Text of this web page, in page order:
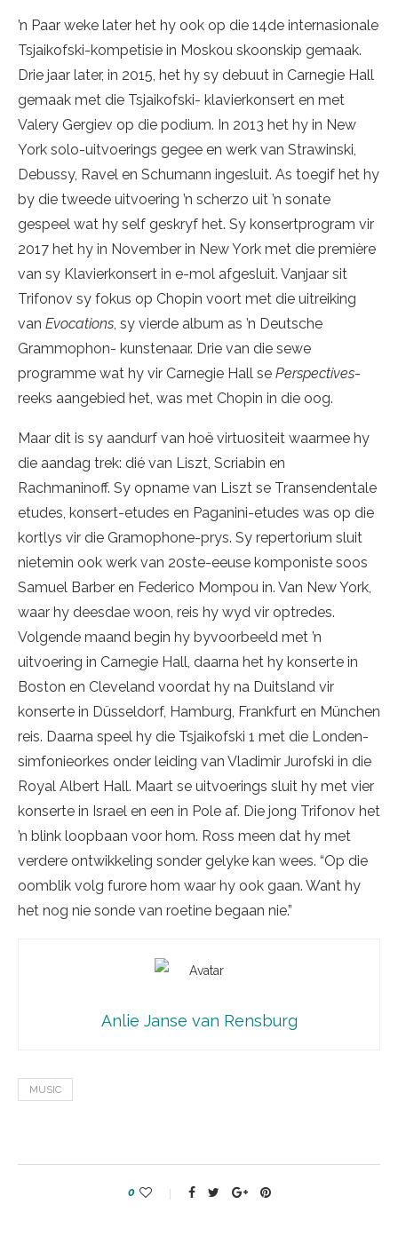
’n Paar weke later het hy ook op die 14de internasionale
Tsjaikofski-kompetisie in Moskou skoonskip gemaak.
Drie jaar later, in 2015, het hy sy debuut in Carnegie Hall
gemaak met die Tsjaikofski- klavierkonsert en met
Valery Gergiev op die podium. In 2013 het hy in New
York solo-uitvoerings gegee en werk van Strawinski,
Debussy, Ravel en Schumann ingesluit. As toegif het hy
by die tweede uitvoering ’n scherzo uit ’n sonate
gespeel wat hy self geskryf het. Sy konsertprogram vir
2017 het hy in November in New York met die première
van sy Klavierkonsert in e-mol afgesluit. Vanjaar sit
Trifonov sy fokus op Chopin voort met die uitreiking
van Evocations, sy vierde album as ’n Deutsche
Grammophon- kunstenaar. Drie van die sewe
programme wat hy vir Carnegie Hall se Perspectives-
reeks aangebied het, was met Chopin in die oog.
Maar dit is sy aandurf van hoë virtuositeit waarmee hy
die aandag trek: dié van Liszt, Scriabin en
Rachmaninoff. Sy opname van Liszt se Transendentale
etudes, konsert-etudes en Paganini-etudes was op die
kortlys vir die Gramophone-prys. Sy repertorium sluit
nietemin ook werk van 20ste-eeuse komponiste soos
Samuel Barber en Federico Mompou in. Van New York,
waar hy deesdae woon, reis hy wyd vir optredes.
Volgende maand begin hy byvoorbeeld met ’n
uitvoering in Carnegie Hall, daarna het hy konserte in
Boston en Cleveland voordat hy na Duitsland vir
konserte in Düsseldorf, Hamburg, Frankfurt en München
reis. Daarna speel hy die Tsjaikofski 1 met die Londen-
simfonieorkes onder leiding van Vladimir Jurofski in die
Royal Albert Hall. Maart se uitvoerings sluit hy met vier
konserte in Israel en een in Pole af. Die jong Trifonov het
’n blink loopbaan voor hom. Ross meen dat hy met
verdere ontwikkeling sonder gelyke kan wees. “Op die
oomblik volg furore hom waar hy ook gaan. Want hy
het nog nie sonde van roetine begaan nie.”
Anlie Janse van Rensburg
MUSIC
0